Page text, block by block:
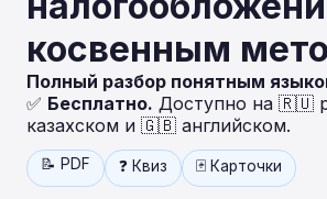
косвенным
Полный разбор понятным
✅ Бесплатно. Доступно на 🇷🇺
казахском и 🇬🇧 английском.
📝 PDF ❓ Квиз 🃏 Карточки